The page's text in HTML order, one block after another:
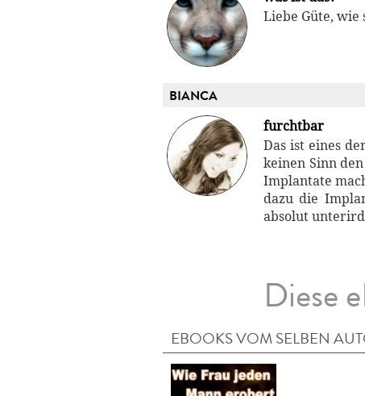
Liebe Güte, wie
BIANCA
furchtbar
Das ist eines
keinen Sinn
Implantate
dazu die
absolut
Diese
EBOOKS VOM SELBEN